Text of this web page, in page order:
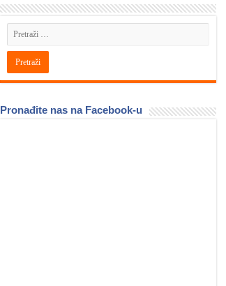
Pronađite nas na Facebook-u